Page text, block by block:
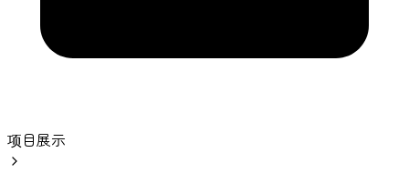
项目展示